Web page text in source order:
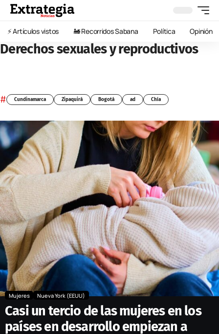
⚡️ Artículos vistos 🚂 Recorridos Sabana Política Opinión
Derechos sexuales y reproductivos
# Cundinamarca Zipaquirá Bogotá ad Chía
Mujeres Nueva York (EEUU)
Casi un tercio de las mujeres en los
países en desarrollo empiezan a